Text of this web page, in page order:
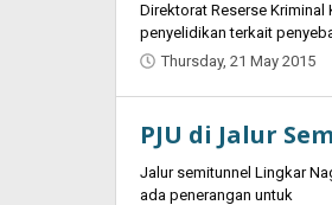
Direktorat Reserse
penyelidikan terkait
Thursday, 21 May 2015
PJU di Jalur
Jalur semitunnel Lingkar
ada penerangan untuk